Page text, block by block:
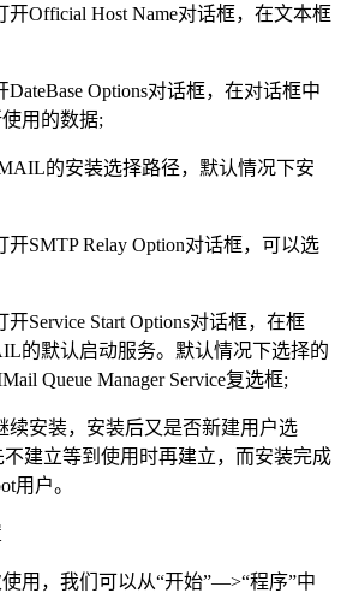
Official Host Name对话框，在文本框
Options对话框，在对话框中
用的数据;
的安装选择路径，默认情况下安
SMTP Relay Option对话框，可以选
Service Start Options对话框，在框
的默认启动服务。默认情况下选择的
Queue Manager Service复选框;
续安装，安装后又是否新建用户选
建立等到使用时再建立，而安装完成
用户。
用，我们可以从“开始”—>“程序”中